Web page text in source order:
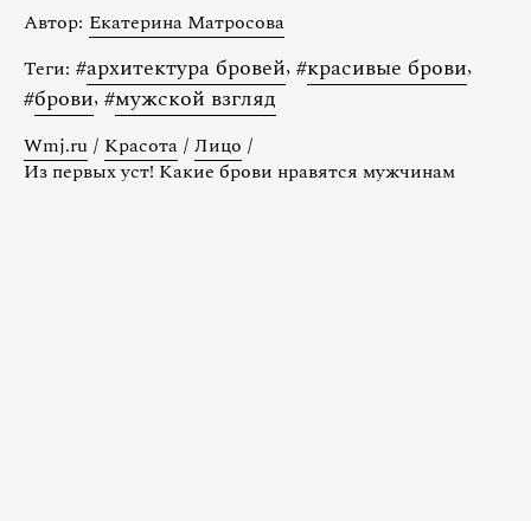
Автор: Екатерина Матросова
Теги: #архитектура бровей, #красивые брови,
#брови, #мужской взгляд
Wmj.ru / Красота / Лицо /
Из первых уст! Какие брови нравятся мужчинам